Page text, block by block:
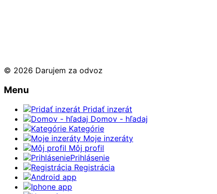
© 2026 Darujem za odvoz
Menu
Pridať inzerát
Domov - hľadaj
Kategórie
Moje inzeráty
Môj profil
Prihlásenie
Registrácia